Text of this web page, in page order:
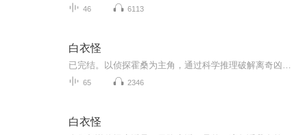
46 6113
白衣怪
65 2346
白衣怪